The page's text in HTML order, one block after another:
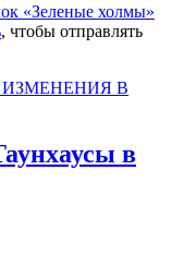
«Зеленые холмы»
, чтобы отправлять
ИЗМЕНЕНИЯ В
в